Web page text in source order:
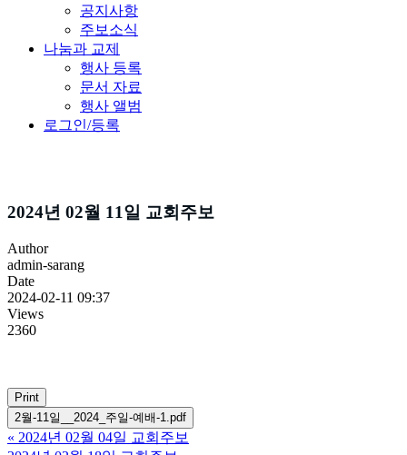
공지사항
주보소식
나눔과 교제
행사 등록
문서 자료
행사 앨범
로그인/등록
2024년 02월 11일 교회주보
Author
admin-sarang
Date
2024-02-11 09:37
Views
2360
Print
2월-11일__2024_주일-예배-1.pdf
« 2024년 02월 04일 교회주보